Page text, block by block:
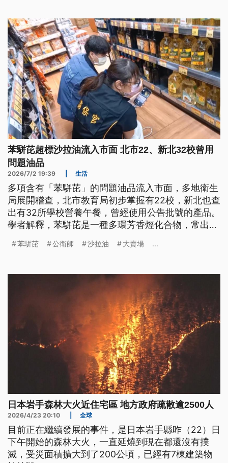
苯駢芘超標沙拉油流入市面 北市22、新北32校曾用
問題油品
2026/7/2 19:39 生活
多項含有「苯駢芘」的問題油品流入市面，多地衛生
局展開稽查，北市教育局初步掌握有22校，新北也查
出有32所學校營養午餐，曾經使用公告批號的產品。
學者解釋，苯駢芘是一種多環芳香烴化合物，常出現
身，可能受到環境污染，在大豆原油精製的過程當
苯駢芘 公衛師 沙拉油 大賣場 ...
日本岩手森林大火近住宅區 地方政府疏散逾2500人
2026/4/23 20:10 全球
目前正在繼續發展的事件，是日本岩手縣昨（22）日
下午開始的森林大火，一直延燒到現在都還沒有撲
滅，受災面積擴大到了200公頃，已經有7棟建築物